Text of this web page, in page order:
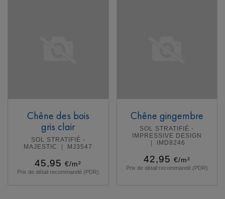
Chêne des bois
gris clair
SOL STRATIFIÉ -
MAJESTIC
MJ3547
45,95 €/m²
Prix de détail recommandé (PDR)
Chêne gingembre
SOL STRATIFIÉ -
IMPRESSIVE DESIGN
IMD8246
42,95 €/m²
Prix de détail recommandé (PDR)